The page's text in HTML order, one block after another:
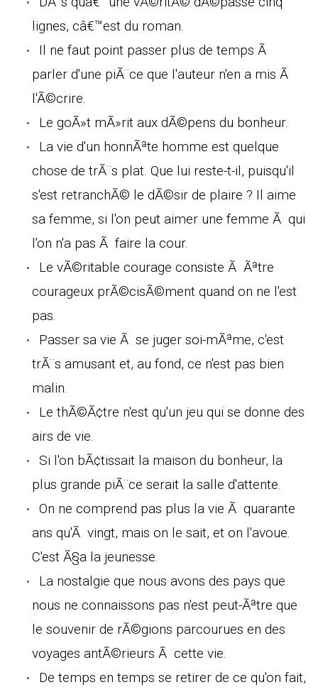
lignes, câ€™est du roman.
Il ne faut point passer plus de temps Ã
parler d'une piÃ¨ce que l'auteur n'en a mis Ã
l'Ã©crire.
Le goÃ»t mÃ»rit aux dÃ©pens du bonheur.
La vie d'un honnÃªte homme est quelque
chose de trÃ¨s plat. Que lui reste-t-il, puisqu'il
s'est retranchÃ© le dÃ©sir de plaire ? Il aime
sa femme, si l'on peut aimer une femme Ã qui
l'on n'a pas Ã faire la cour.
Le vÃ©ritable courage consiste Ã Ãªtre
courageux prÃ©cisÃ©ment quand on ne l'est
pas.
Passer sa vie Ã se juger soi-mÃªme, c'est
trÃ¨s amusant et, au fond, ce n'est pas bien
malin.
Le thÃ©Ã¢tre n'est qu'un jeu qui se donne des
airs de vie.
Si l'on bÃ¢tissait la maison du bonheur, la
plus grande piÃ¨ce serait la salle d'attente.
On ne comprend pas plus la vie Ã quarante
ans qu'Ã vingt, mais on le sait, et on l'avoue.
C'est Ã§a la jeunesse.
La nostalgie que nous avons des pays que
nous ne connaissons pas n'est peut-Ãªtre que
le souvenir de rÃ©gions parcourues en des
voyages antÃ©rieurs Ã cette vie.
De temps en temps se retirer de ce qu'on fait,